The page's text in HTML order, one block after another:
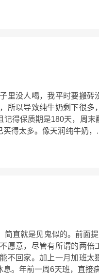
里没人喝，我平时要搬砖
所以导致纯牛奶剩下很多
得保质期是180天，周末
得太多。像天润纯牛奶，
直就是见鬼似的。前面
愿意，尽管有所谓的两倍
不回家。加上一月加班太
。年前一周6天班，直接